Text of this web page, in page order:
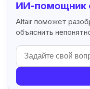
ИИ-помощник
Altair поможет
объяснить